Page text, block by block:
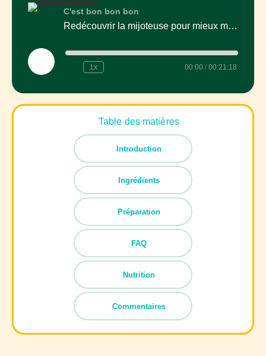
C'est bon bon bon
Redécouvrir la mijoteuse pour mieux manger au quotidien
Play
Episode
1x 00:00 / 00:21:18
Table des matières
Introduction
Ingrédients
Préparation
FAQ
Nutrition
Commentaires